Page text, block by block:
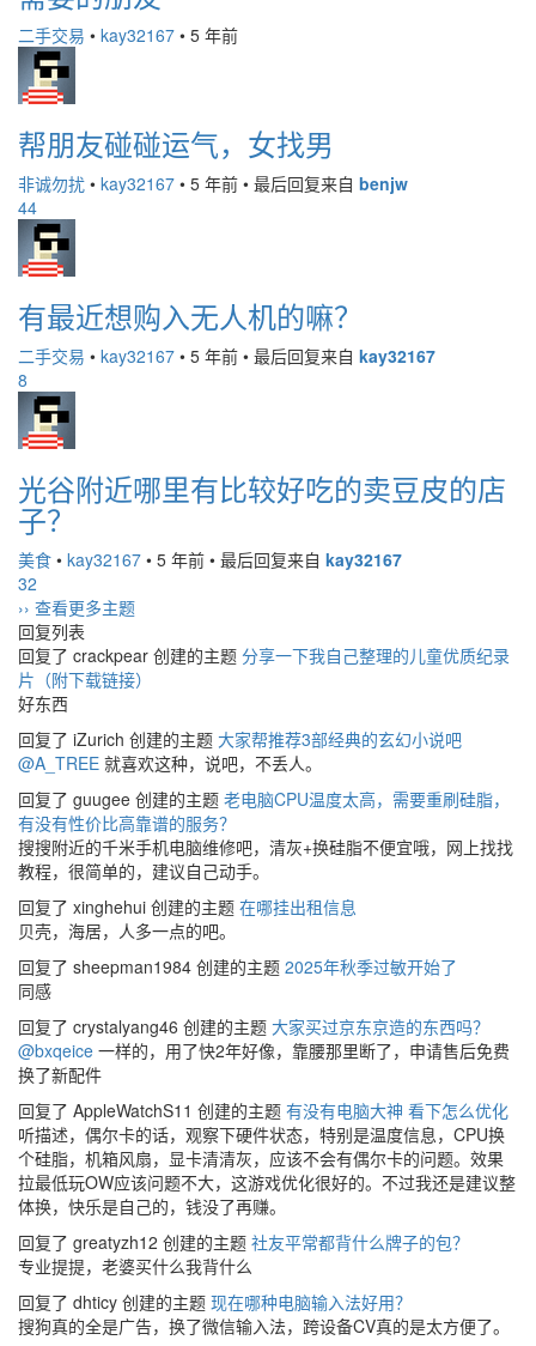
二手交易 • kay32167 • 5 年前
帮朋友碰碰运气，女找男
非诚勿扰 • kay32167 • 5 年前 • 最后回复来自 benjw
44
有最近想购入无人机的嘛？
二手交易 • kay32167 • 5 年前 • 最后回复来自 kay32167
8
光谷附近哪里有比较好吃的卖豆皮的店
子？
美食 • kay32167 • 5 年前 • 最后回复来自 kay32167
32
›› 查看更多主题
回复列表
回复了 crackpear 创建的主题 分享一下我自己整理的儿童优质纪录
片（附下载链接）
好东西
回复了 iZurich 创建的主题 大家帮推荐3部经典的玄幻小说吧
@A_TREE 就喜欢这种，说吧，不丢人。
回复了 guugee 创建的主题 老电脑CPU温度太高，需要重刷硅脂，
有没有性价比高靠谱的服务？
搜搜附近的千米手机电脑维修吧，清灰+换硅脂不便宜哦，网上找找
教程，很简单的，建议自己动手。
回复了 xinghehui 创建的主题 在哪挂出租信息
贝壳，海居，人多一点的吧。
回复了 sheepman1984 创建的主题 2025年秋季过敏开始了
同感
回复了 crystalyang46 创建的主题 大家买过京东京造的东西吗？
@bxqeice 一样的，用了快2年好像，靠腰那里断了，申请售后免费
换了新配件
回复了 AppleWatchS11 创建的主题 有没有电脑大神 看下怎么优化
听描述，偶尔卡的话，观察下硬件状态，特别是温度信息，CPU换
个硅脂，机箱风扇，显卡清清灰，应该不会有偶尔卡的问题。效果
拉最低玩OW应该问题不大，这游戏优化很好的。不过我还是建议整
体换，快乐是自己的，钱没了再赚。
回复了 greatyzh12 创建的主题 社友平常都背什么牌子的包？
专业提提，老婆买什么我背什么
回复了 dhticy 创建的主题 现在哪种电脑输入法好用？
搜狗真的全是广告，换了微信输入法，跨设备CV真的是太方便了。